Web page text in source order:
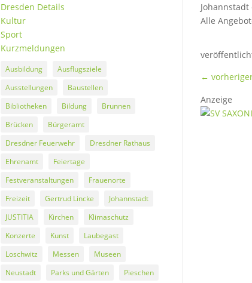
Dresden Details
Kultur
Sport
Kurzmeldungen
Ausbildung
Ausflugsziele
Ausstellungen
Baustellen
Bibliotheken
Bildung
Brunnen
Brücken
Bürgeramt
Dresdner Feuerwehr
Dresdner Rathaus
Ehrenamt
Feiertage
Festveranstaltungen
Frauenorte
Freizeit
Gertrud Lincke
Johannstadt
JUSTITIA
Kirchen
Klimaschutz
Konzerte
Kunst
Laubegast
Loschwitz
Messen
Museen
Neustadt
Parks und Gärten
Pieschen
Johannstadt
Alle
←
Anzeige